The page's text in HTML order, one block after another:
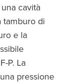
cavità
tamburo di
e la
P. La
pressione